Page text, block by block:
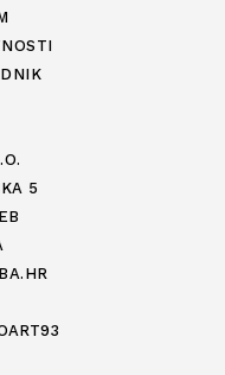
5